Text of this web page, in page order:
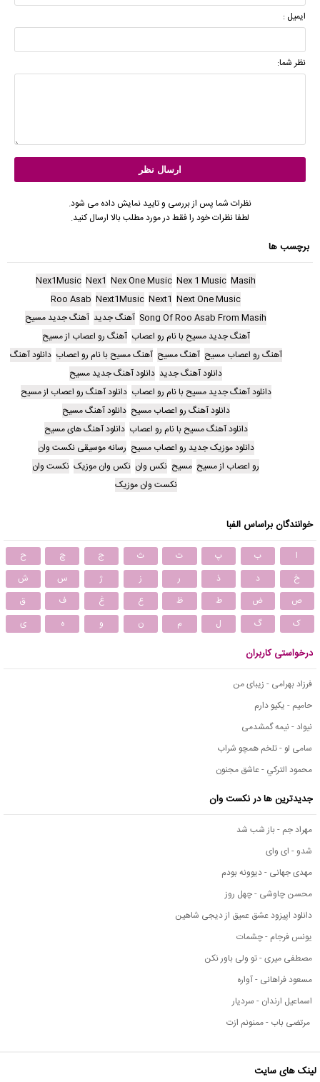
ایمیل :
نظر شما:
نظرات شما پس از بررسی و تایید نمایش داده می شود.
لطفا نظرات خود را فقط در مورد مطلب بالا ارسال کنید.
برچسب ها
Masih
Nex 1 Music
Nex One Music
Nex1
Nex1Music
Next One Music
Next1
Next1Music
Roo Asab
Song Of Roo Asab From Masih آهنگ جدید آهنگ جدید مسیح
آهنگ جدید مسیح با نام رو اعصاب آهنگ رو اعصاب از مسیح
آهنگ رو اعصاب مسیح آهنگ مسیح آهنگ مسیح با نام رو اعصاب دانلود آهنگ
دانلود آهنگ جدید دانلود آهنگ جدید مسیح
دانلود آهنگ جدید مسیح با نام رو اعصاب دانلود آهنگ رو اعصاب از مسیح
دانلود آهنگ رو اعصاب مسیح دانلود آهنگ مسیح
دانلود آهنگ مسیح با نام رو اعصاب دانلود آهنگ های مسیح
دانلود موزیک جدید رو اعصاب مسیح رسانه موسیقی نکست وان
رو اعصاب از مسیح مسیح نکس وان نکس وان موزیک نکست وان
نکست وان موزیک
خوانندگان براساس الفبا
ا ب پ ت ث ج چ
ح
خ
د ذ ر ز ژ س
ش
ص
ض ط ظ ع غ ف
ق
ک
گ ل م ن و ه ی
درخواستی کاربران
فرزاد بهرامی - زیبای من
حامیم - یکیو دارم
نیواد - نیمه گمشدمی
سامی لو - تلخم همچو شراب
محمود التركي - عاشق مجنون
جدیدترین ها در نکست وان
مهراد جم - باز شب شد
شدو - ای وای
مهدی جهانی - دیوونه بودم
محسن چاوشی - چهل روز
دانلود اپیزود عشق عمیق از دیجی شاهین
یونس فرجام - چشمات
مصطفی میری - تو ولی باور نکن
مسعود فراهانی - آواره
اسماعیل ارندان - سردیار
مرتضی باب - ممنونم ازت
لینک های سایت